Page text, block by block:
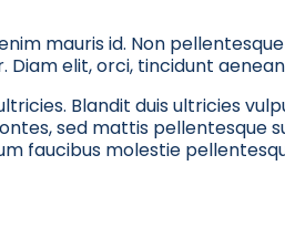
mauris id. Non
elit, orci, tincidunt
Blandit duis ultricies
sed mattis pellentesque
faucibus molestie